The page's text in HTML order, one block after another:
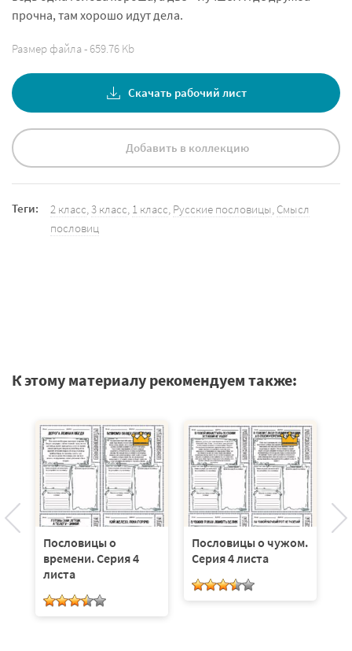
прочна, там хорошо идут дела.
Размер файла - 659.76 Kb
Скачать рабочий лист
Добавить в коллекцию
Теги: 2 класс 3 класс 1 класс Русские пословицы Смысл
пословиц
К этому материалу рекомендуем также:
Пословицы о
времени. Серия 4
листа
Пословицы о чужом.
Серия 4 листа